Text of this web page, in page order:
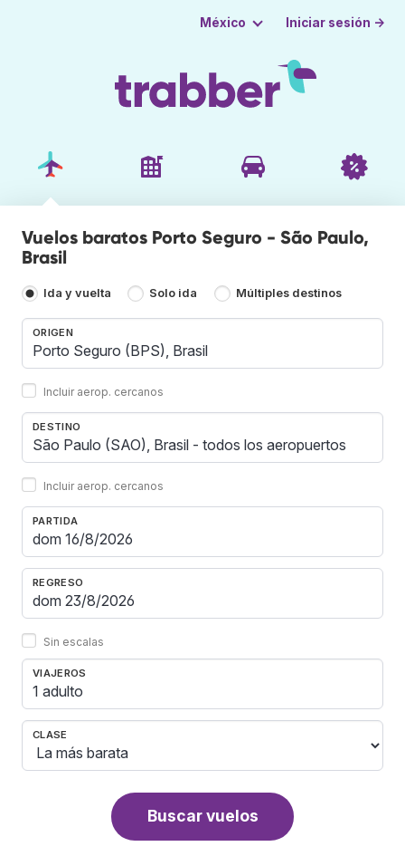
México Iniciar sesión →
Vuelos baratos Porto Seguro - São Paulo,
Brasil
Ida y vuelta Solo ida Múltiples destinos
ORIGEN
Incluir aerop. cercanos
DESTINO
Incluir aerop. cercanos
PARTIDA
REGRESO
Sin escalas
VIAJEROS
1 adulto
CLASE
Buscar vuelos